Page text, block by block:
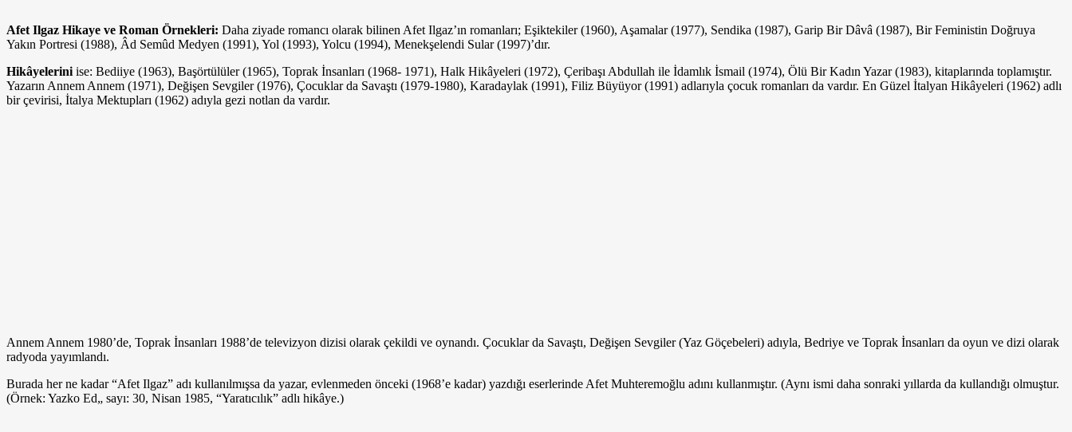
Afet Ilgaz Hikaye ve Roman Örnekleri: Daha ziyade romancı olarak bilinen Afet Ilgaz’ın romanları; Eşiktekiler (1960), Aşamalar (1977), Sendika (1987), Garip Bir Dâvâ (1987), Bir Feministin Doğruya
Yakın Portresi (1988), Âd Semûd Medyen (1991), Yol (1993), Yolcu (1994), Menekşelendi Sular (1997)’dır.
Hikâyelerini ise: Bediiye (1963), Başörtülüler (1965), Toprak İnsanları (1968- 1971), Halk Hikâyeleri (1972), Çeribaşı Abdullah ile İdamlık İsmail (1974), Ölü Bir Kadın Yazar (1983), kitaplarında toplamıştır.
Yazarın Annem Annem (1971), Deği­şen Sevgiler (1976), Çocuklar da Savaştı (1979-1980), Karadaylak (1991), Filiz Bü­yüyor (1991) adlarıyla çocuk romanları da vardır. En Güzel İtalyan Hikâyeleri (1962) adlı
bir çevirisi, İtalya Mektupları (1962) adıyla gezi notlan da vardır.
Annem Annem 1980’de, Toprak İnsanları 1988’de televizyon dizisi olarak çe­kildi ve oynandı. Çocuklar da Savaştı, Değişen Sevgiler (Yaz Göçebeleri) adıyla, Bedriye ve Toprak İnsanları da oyun ve dizi olarak
radyoda yayımlandı.
Burada her ne kadar “Afet Ilgaz” adı kullanılmışsa da yazar, evlenmeden ön­ceki (1968’e kadar) yazdığı eserlerinde Afet Muhteremoğlu adını kullanmıştır. (Aynı ismi daha sonraki yıllarda da kullandığı olmuştur.
(Örnek: Yazko Ed„ sayı: 30, Nisan 1985, “Yaratıcılık” adlı hikâye.)